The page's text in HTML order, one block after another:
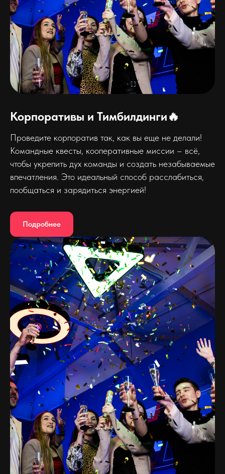
Корпоративы и Тимбилдинги🔥
Проведите корпоратив так, как вы еще не делали!
Командные квесты, кооперативные миссии – всё,
чтобы укрепить дух команды и создать незабываемые
впечатления. Это идеальный способ расслабиться,
пообщаться и зарядиться энергией!
Подробнее